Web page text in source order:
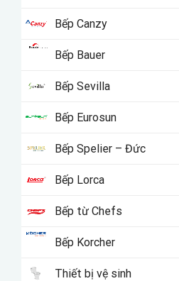
Bếp Canzy
Bếp Bauer
Bếp Sevilla
Bếp Eurosun
Bếp Spelier – Đức
Bếp Lorca
Bếp từ Chefs
Bếp Korcher
Thiết bị vệ sinh